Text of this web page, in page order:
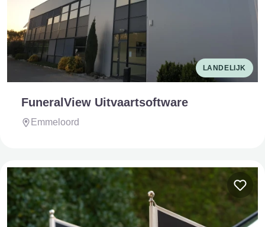
LANDELIJK
FuneralView Uitvaartsoftware
Emmeloord